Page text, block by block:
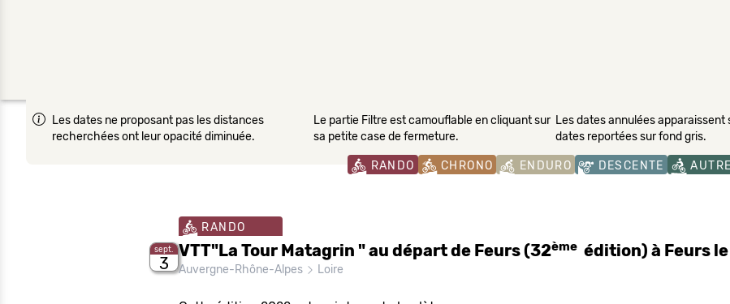
Les dates ne proposant pas les distances
recherchées ont leur opacité diminuée.
Le partie Filtre est camouflable en cliquant sur
sa petite case de fermeture.
Les dates annulées apparaissent
dates reportées sur fond gris.
RANDO CHRONO ENDURO DESCENTE
sept.
3
RANDO
VTT"La Tour Matagrin " au départ de Feurs (32ème édition) à Feurs
Auvergne-Rhône-Alpes Loire